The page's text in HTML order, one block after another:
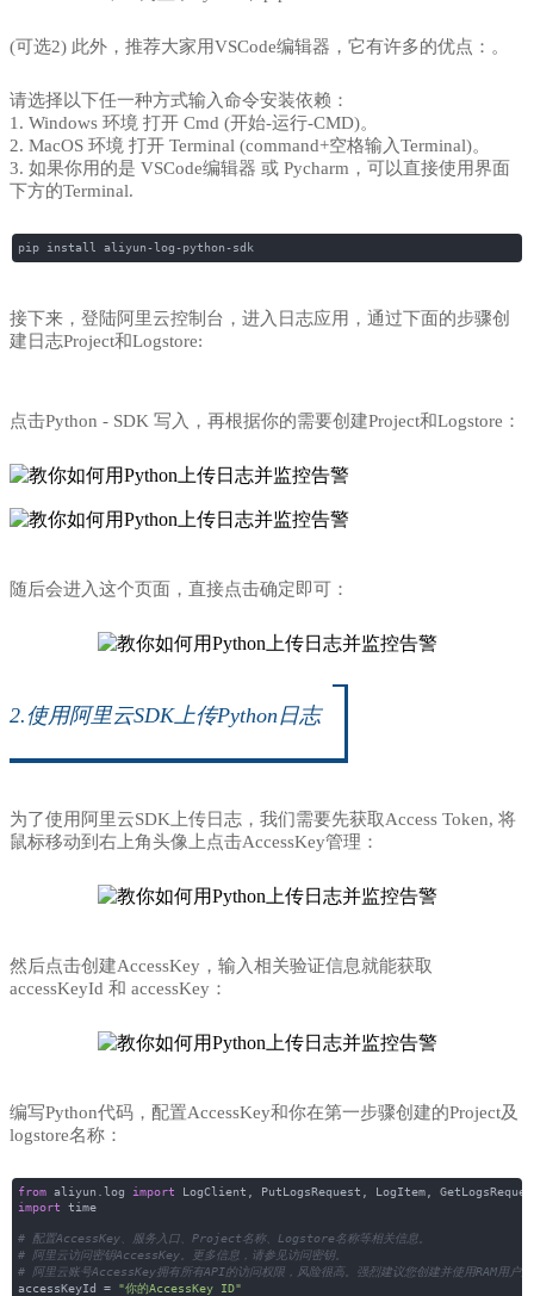
(可选2) 此外，推荐大家用VSCode编辑器，它有许多的优点： 。
请选择以下任一种方式输入命令安装依赖 ：
1. Windows 环境 打开 Cmd (开始-运行-CMD)。
2. MacOS 环境 打开 Terminal (command+空格输入Terminal)。
3. 如果你用的是 VSCode编辑器 或 Pycharm，可以直接使用界面
下方的Terminal.
pip install aliyun-log-python-sdk
接下来，登陆阿里云控制台，进入日志应用，通过下面的步骤创
建日志Project和Logstore:
点击Python - SDK 写入，再根据你的需要创建Project和Logstore：
随后会进入这个页面，直接点击确定即可：
2.使用阿里云SDK上传Python日志
为了使用阿里云SDK上传日志，我们需要先获取Access Token, 将
鼠标移动到右上角头像上点击AccessKey管理：
然后点击创建AccessKey，输入相关验证信息就能获取
accessKeyId 和 accessKey：
编写Python代码，配置AccessKey和你在第一步骤创建的Project及
logstore名称：
fromaliyun.log import LogClient, PutLogsRequest, LogItem,
import time
# 配置AccessKey、服务入口、Project名称、Logstore名称等相关信息。
# 阿里云访问密钥AccessKey。更多信息，请参见访问密钥。
# 阿里云账号AccessKey拥有所有API的访问权限，风险很高。强烈建议您创建并使用RAM用户
accessKeyId =
"你的AccessKey ID"